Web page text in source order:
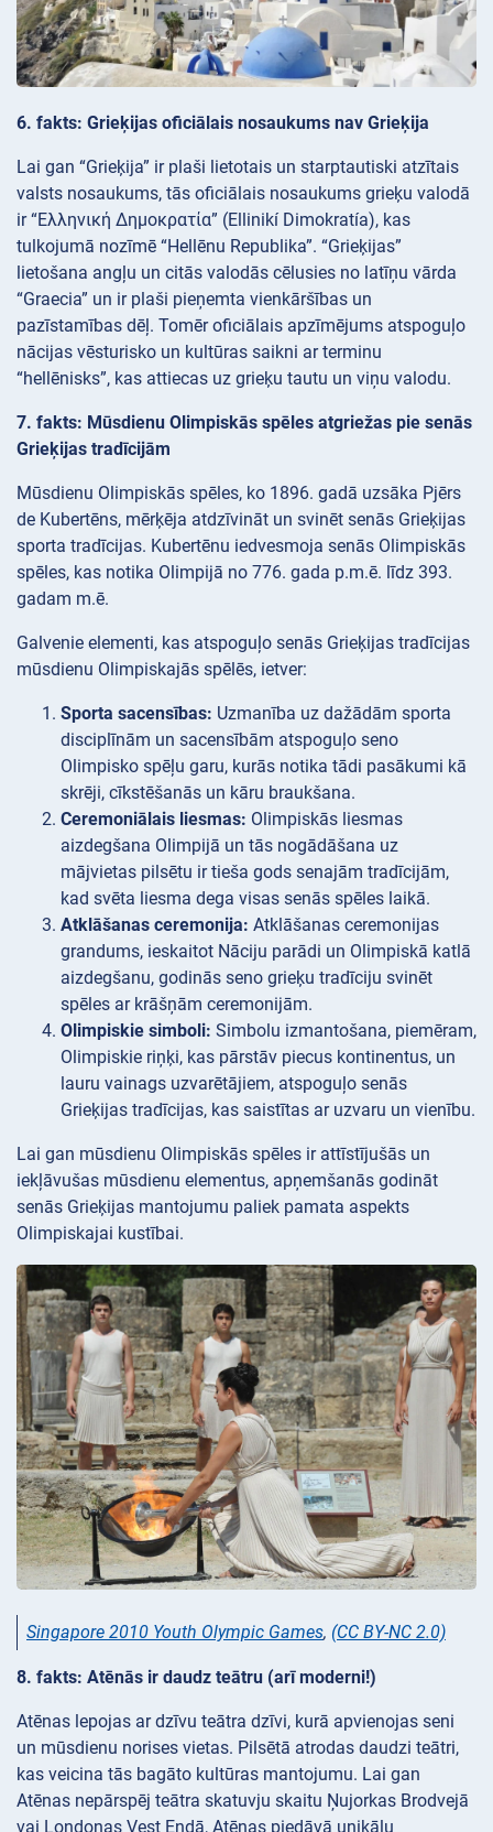
6. fakts: Grieķijas oficiālais nosaukums nav Grieķija
Lai gan “Grieķija” ir plaši lietotais un starptautiski atzītais
valsts nosaukums, tās oficiālais nosaukums grieķu valodā
ir “Ελληνική Δημοκρατία” (Ellinikí Dimokratía), kas
tulkojumā nozīmē “Hellēnu Republika”. “Grieķijas”
lietošana angļu un citās valodās cēlusies no latīņu vārda
“Graecia” un ir plaši pieņemta vienkāršības un
pazīstamības dēļ. Tomēr oficiālais apzīmējums atspoguļo
nācijas vēsturisko un kultūras saikni ar terminu
“hellēnisks”, kas attiecas uz grieķu tautu un viņu valodu.
7. fakts: Mūsdienu Olimpiskās spēles atgriežas pie senās
Grieķijas tradīcijām
Mūsdienu Olimpiskās spēles, ko 1896. gadā uzsāka Pjērs
de Kubertēns, mērķēja atdzīvināt un svinēt senās Grieķijas
sporta tradīcijas. Kubertēnu iedvesmoja senās Olimpiskās
spēles, kas notika Olimpijā no 776. gada p.m.ē. līdz 393.
gadam m.ē.
Galvenie elementi, kas atspoguļo senās Grieķijas tradīcijas
mūsdienu Olimpiskajās spēlēs, ietver:
Sporta sacensības: Uzmanība uz dažādām sporta
disciplīnām un sacensībām atspoguļo seno
Olimpisko spēļu garu, kurās notika tādi pasākumi kā
skrēji, cīkstēšanās un kāru braukšana.
Ceremoniālais liesmas: Olimpiskās liesmas
aizdegšana Olimpijā un tās nogādāšana uz
mājvietas pilsētu ir tieša gods senajām tradīcijām,
kad svēta liesma dega visas senās spēles laikā.
Atklāšanas ceremonija: Atklāšanas ceremonijas
grandums, ieskaitot Nāciju parādi un Olimpiskā katlā
aizdegšanu, godinās seno grieķu tradīciju svinēt
spēles ar krāšņām ceremonijām.
Olimpiskie simboli: Simbolu izmantošana, piemēram,
Olimpiskie riņķi, kas pārstāv piecus kontinentus, un
lauru vainags uzvarētājiem, atspoguļo senās
Grieķijas tradīcijas, kas saistītas ar uzvaru un vienību.
Lai gan mūsdienu Olimpiskās spēles ir attīstījušās un
iekļāvušas mūsdienu elementus, apņemšanās godināt
senās Grieķijas mantojumu paliek pamata aspekts
Olimpiskajai kustībai.
Singapore 2010 Youth Olympic Games, (CC BY-NC 2.0)
8. fakts: Atēnās ir daudz teātru (arī moderni!)
Atēnas lepojas ar dzīvu teātra dzīvi, kurā apvienojas seni
un mūsdienu norises vietas. Pilsētā atrodas daudzi teātri,
kas veicina tās bagāto kultūras mantojumu. Lai gan
Atēnas nepārspēj teātra skatuvju skaitu Ņujorkas Brodvejā
vai Londonas Vest Endā, Atēnas piedāvā unikālu